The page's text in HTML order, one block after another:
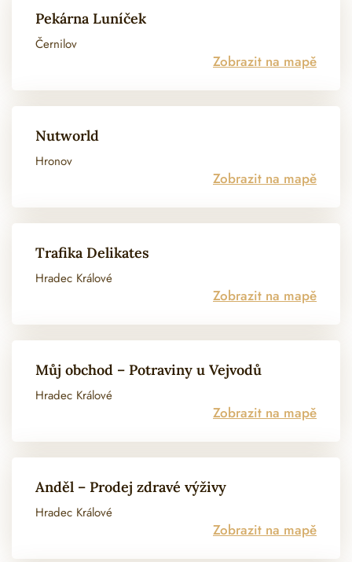
Pekárna Luníček
Černilov
Zobrazit na mapě
Nutworld
Hronov
Zobrazit na mapě
Trafika Delikates
Hradec Králové
Zobrazit na mapě
Můj obchod – Potraviny u Vejvodů
Hradec Králové
Zobrazit na mapě
Anděl – Prodej zdravé výživy
Hradec Králové
Zobrazit na mapě